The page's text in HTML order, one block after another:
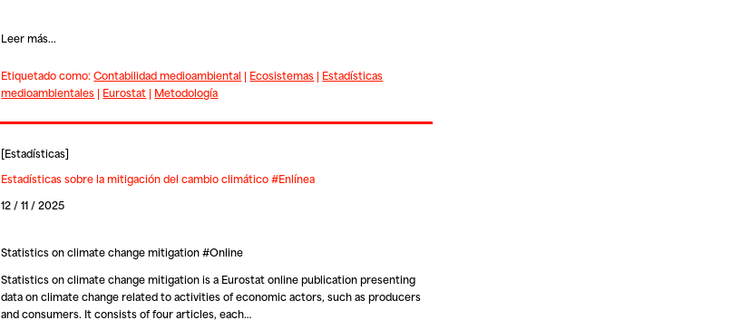
Leer más...
Etiquetado como:Contabilidad medioambiental | Ecosistemas | Estadísticas
medioambientales | Eurostat | Metodología
[Estadísticas]
Estadísticas sobre la mitigación del cambio climático #Enlínea
12 / 11 / 2025
Statistics on climate change mitigation #Online
Statistics on climate change mitigation is a Eurostat online publication presenting
data on climate change related to activities of economic actors, such as producers
and consumers. It consists of four articles, each…